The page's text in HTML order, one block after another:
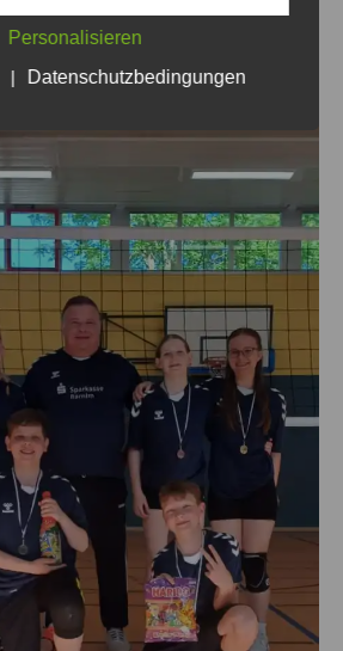
Personalisieren
| Datenschutzbedingungen